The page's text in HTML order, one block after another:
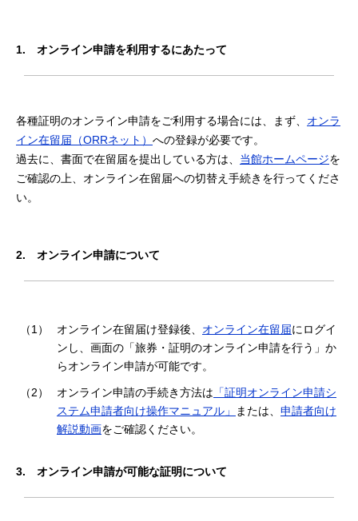
1. オンライン申請を利用するにあたって
各種証明のオンライン申請をご利用する場合には、まず、 オンラ
イン在留届（ORRネット） への登録が必要です。
過去に、書面で在留届を提出している方は、 当館ホームページを
ご確認の上、オンライン在留届への切替え手続きを行ってくださ
い。
2. オンライン申請について
（1） オンライン在留届け登録後、 オンライン在留届にログイ
ンし、画面の「旅券・証明のオンライン申請を行う」か
らオンライン申請が可能です。
（2） オンライン申請の手続き方法は 「証明オンライン申請シ
ステム申請者向け操作マニュアル」
または、 申請者向け
解説動画をご確認ください。
3. オンライン申請が可能な証明について